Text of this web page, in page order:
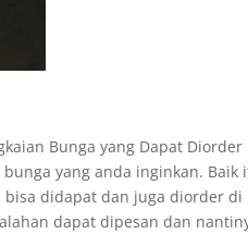
Bunga yang Dapat Diorder
yang anda inginkan. Baik
bisa didapat dan juga diorder di
dapat dipesan dan